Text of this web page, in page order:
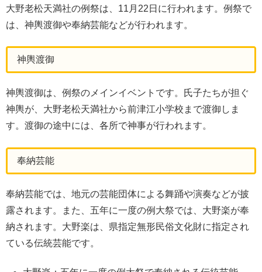
大野老松天満社の例祭は、11月22日に行われます。例祭で
は、神輿渡御や奉納芸能などが行われます。
神輿渡御
神輿渡御は、例祭のメインイベントです。氏子たちが担ぐ
神輿が、大野老松天満社から前津江小学校まで渡御しま
す。渡御の途中には、各所で神事が行われます。
奉納芸能
奉納芸能では、地元の芸能団体による舞踊や演奏などが披
露されます。また、五年に一度の例大祭では、大野楽が奉
納されます。大野楽は、県指定無形民俗文化財に指定され
ている伝統芸能です。